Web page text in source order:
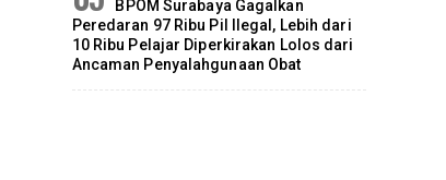
BPOM Surabaya Gagalkan
Peredaran 97 Ribu Pil Ilegal, Lebih dari
10 Ribu Pelajar Diperkirakan Lolos dari
Ancaman Penyalahgunaan Obat